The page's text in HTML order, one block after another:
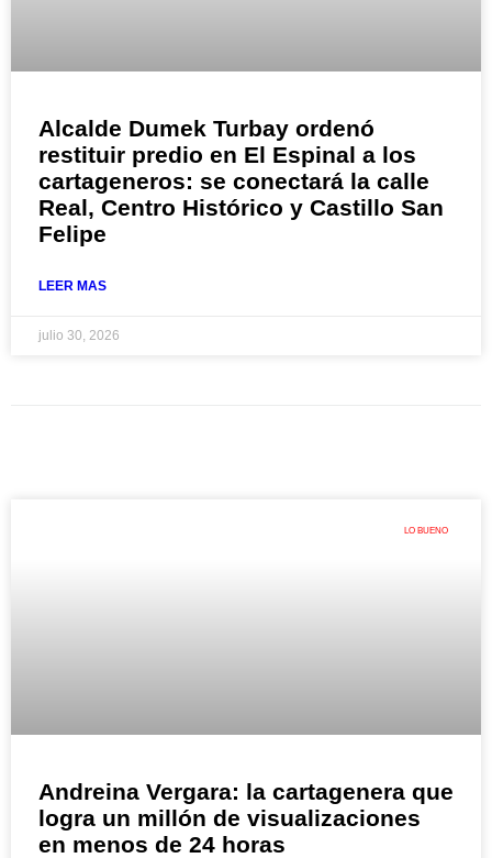
Alcalde Dumek Turbay ordenó
restituir predio en El Espinal a los
cartageneros: se conectará la calle
Real, Centro Histórico y Castillo San
Felipe
LEER MAS
julio 30, 2026
LO BUENO
Andreina Vergara: la cartagenera que
logra un millón de visualizaciones
en menos de 24 horas